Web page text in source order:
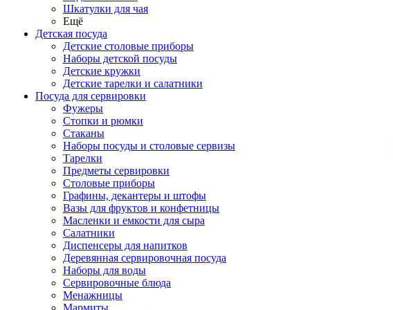
Шкатулки для чая
Ещё
Детская посуда
Детские столовые приборы
Наборы детской посуды
Детские кружки
Детские тарелки и салатники
Посуда для сервировки
Фужеры
Стопки и рюмки
Стаканы
Наборы посуды и столовые сервизы
Тарелки
Предметы сервировки
Столовые приборы
Графины, декантеры и штофы
Вазы для фруктов и конфетницы
Масленки и емкости для сыра
Салатники
Диспенсеры для напитков
Деревянная сервировочная посуда
Наборы для воды
Сервировочные блюда
Менажницы
Мармиты